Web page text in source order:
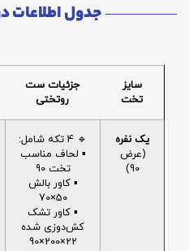
جدول اطلاعات
سایز
تخت
جزئیات ست
روتختی
یک نفره
(عرض
90)
🔹 4 تکه شامل:
▪️ لحاف مناسب
تخت 90
▪️ کاور بالش
50×70
▪️ کاور تشک
کش‌دوزی شده
22×200×90